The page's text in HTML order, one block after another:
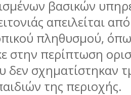
βασικών
απειλείται
πληθυσμού,
στην περίπτωση
δεν σχηματίστηκαν
της περιοχής.